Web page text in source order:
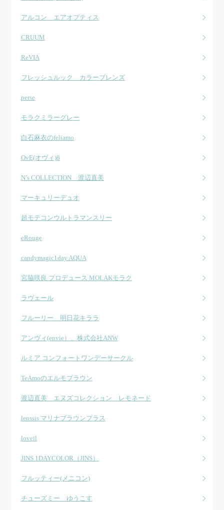
アルコン エアオプティス
CRUUM
ReVIA
フレッシュルック カラーブレンズ
perse
モラクミラーグレー
白石麻衣のfeliamo
OvE(オヴィ)8
N’s COLLECTION 渡辺直美
マーキュリーデュオ
超モテコンウルトラマンスリー
eRouge
candymagic1day AQUA
宮脇咲良 プロデュース MOLAKモラク
ラヴェール
フルーリー 明日花キララ
アンヴィ(envie）、株式会社ANW
ルミア コンフォートワンデーサークル
TeAmoのエルモブラウン
渡辺直美 エヌズコレクション レモネード
lenssis マリナブラウンプラス
loveil
JINS 1DAYCOLOR（JINS）
フルッティー(メニコン)
チューズミー ゆうこす